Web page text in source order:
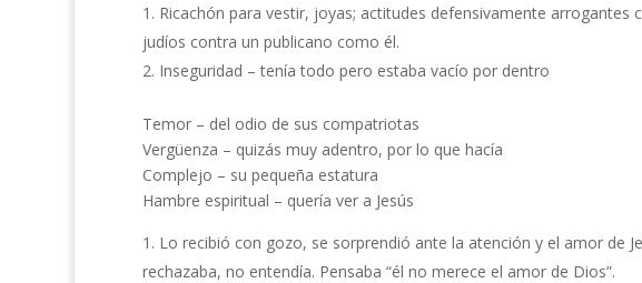
Ricachón para vestir, joyas; actitudes defensivamente
judíos contra un publicano como él.
Inseguridad – tenía todo pero estaba vacío por dentro
Temor – del odio de sus compatriotas
Vergüenza – quizás muy adentro, por lo que hacía
Complejo – su pequeña estatura
Hambre espiritual – quería ver a Jesús
Lo recibió con gozo, se sorprendió ante la atención y el amor de
rechazaba, no entendía. Pensaba “él no merece el amor de Dios”.